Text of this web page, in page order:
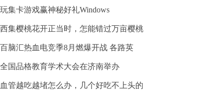
玩集卡游戏赢神秘好礼Windows
西集樱桃花开正当时，怎能错过万亩樱桃
百脑汇热血电竞季8月燃爆开战 各路英
全国品格教育学术大会在济南举办
血管越吃越堵怎么办，几个好吃不上头的